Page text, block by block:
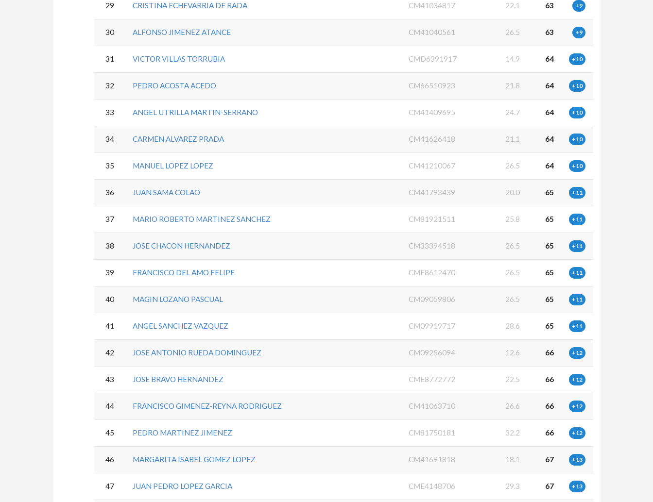
29 CRISTINA ECHEVARRIA DE RADA CM41034817 22.1 63 +9
30 ALFONSO JIMENEZ ATANCE CM41040561 26.5 63 +9
31 VICTOR VILLAS TORRUBIA CMD6391917 14.9 64 +10
32 PEDRO ACOSTA ACEDO CM66510923 21.8 64 +10
33 ANGEL UTRILLA MARTIN-SERRANO CM41409695 24.7 64 +10
34 CARMEN ALVAREZ PRADA CM41626418 21.1 64 +10
35 MANUEL LOPEZ LOPEZ CM41210067 26.5 64 +10
36 JUAN SAMA COLAO CM41793439 20.0 65 +11
37 MARIO ROBERTO MARTINEZ SANCHEZ CM81921511 25.8 65 +11
38 JOSE CHACON HERNANDEZ CM33394518 26.5 65 +11
39 FRANCISCO DEL AMO FELIPE CME8612470 26.5 65 +11
40 MAGIN LOZANO PASCUAL CM09059806 26.5 65 +11
41 ANGEL SANCHEZ VAZQUEZ CM09919717 28.6 65 +11
42 JOSE ANTONIO RUEDA DOMINGUEZ CM09256094 12.6 66 +12
43 JOSE BRAVO HERNANDEZ CME8772772 22.5 66 +12
44 FRANCISCO GIMENEZ-REYNA RODRIGUEZ CM41063710 26.6 66 +12
45 PEDRO MARTINEZ JIMENEZ CM81750181 32.2 66 +12
46 MARGARITA ISABEL GOMEZ LOPEZ CM41691818 18.1 67 +13
47 JUAN PEDRO LOPEZ GARCIA CME4148706 29.3 67 +13